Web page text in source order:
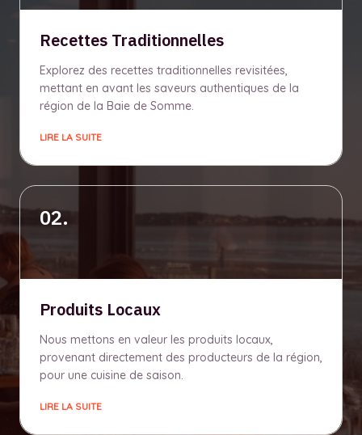
Recettes Traditionnelles
Explorez des recettes traditionnelles revisitées,
mettant en avant les saveurs authentiques de la
région de la Baie de Somme.
LIRE LA SUITE
02.
Produits Locaux
Nous mettons en valeur les produits locaux,
provenant directement des producteurs de la région,
pour une cuisine de saison.
LIRE LA SUITE